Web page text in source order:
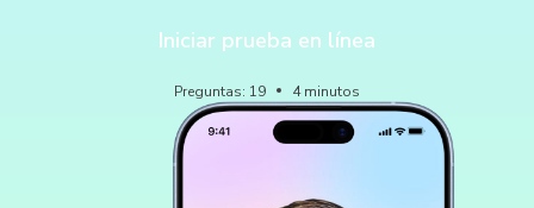
Iniciar prueba en línea
Preguntas: 19 4 minutos